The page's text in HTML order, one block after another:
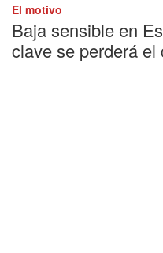
El motivo
Baja sensible en
clave se perderá